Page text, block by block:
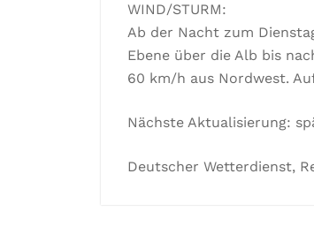
WIND/STURM:
Ab der Nacht zum
Ebene über die Alb bis
60 km/h aus Nordwest.
Nächste Aktualisierung:
Deutscher Wetterdienst,